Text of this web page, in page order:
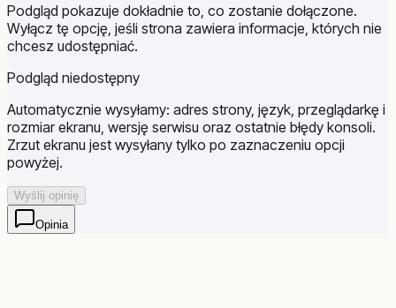
Podgląd pokazuje dokładnie to, co zostanie dołączone.
Wyłącz tę opcję, jeśli strona zawiera informacje, których nie
chcesz udostępniać.
Podgląd niedostępny
Automatycznie wysyłamy: adres strony, język, przeglądarkę i
rozmiar ekranu, wersję serwisu oraz ostatnie błędy konsoli.
Zrzut ekranu jest wysyłany tylko po zaznaczeniu opcji
powyżej.
Wyślij opinię
Opinia